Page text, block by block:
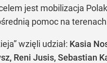
jest mobilizacja
pomoc na
wzięli udział: Kasia
Reni Jusis, Sebastian